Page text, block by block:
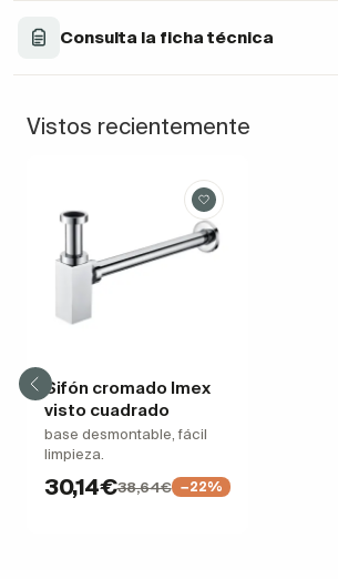
Consulta la ficha técnica
Vistos recientemente
Sifón cromado Imex
visto cuadrado
base desmontable, fácil
limpieza.
30,14€38,64€ −22%